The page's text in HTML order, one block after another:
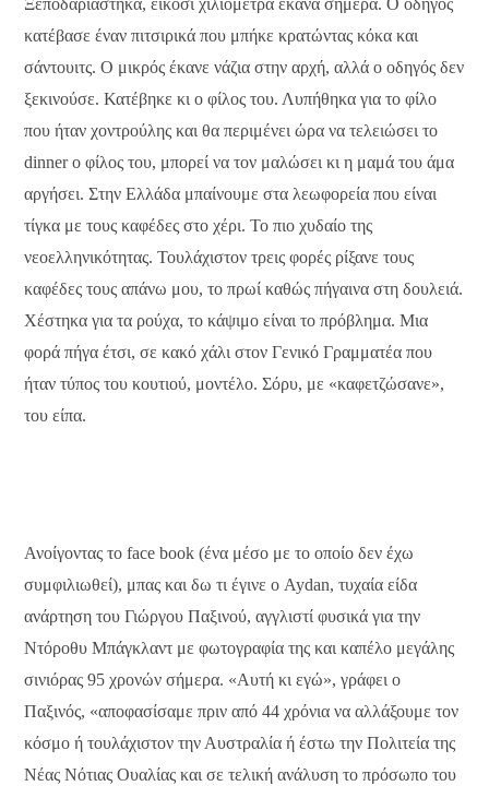
Ξεποδαριάστηκα, είκοσι χιλιόμετρα έκανα σήμερα. Ο οδηγός
κατέβασε έναν πιτσιρικά που μπήκε κρατώντας κόκα και
σάντουιτς. Ο μικρός έκανε νάζια στην αρχή, αλλά ο οδηγός δεν
ξεκινούσε. Κατέβηκε κι ο φίλος του. Λυπήθηκα για το φίλο
που ήταν χοντρούλης και θα περιμένει ώρα να τελειώσει το
dinner o φίλος του, μπορεί να τον μαλώσει κι η μαμά του άμα
αργήσει. Στην Ελλάδα μπαίνουμε στα λεωφορεία που είναι
τίγκα με τους καφέδες στο χέρι. Το πιο χυδαίο της
νεοελληνικότητας. Τουλάχιστον τρεις φορές ρίξανε τους
καφέδες τους απάνω μου, το πρωί καθώς πήγαινα στη δουλειά.
Χέστηκα για τα ρούχα, το κάψιμο είναι το πρόβλημα. Μια
φορά πήγα έτσι, σε κακό χάλι στον Γενικό Γραμματέα που
ήταν τύπος του κουτιού, μοντέλο. Σόρυ, με «καφετζώσανε»,
του είπα.
Ανοίγοντας το face book (ένα μέσο με το οποίο δεν έχω
συμφιλιωθεί), μπας και δω τι έγινε ο Aydan, τυχαία είδα
ανάρτηση του Γιώργου Παξινού, αγγλιστί φυσικά για την
Ντόροθυ Μπάγκλαντ με φωτογραφία της και καπέλο μεγάλης
σινιόρας 95 χρονών σήμερα. «Αυτή κι εγώ», γράφει ο
Παξινός, «αποφασίσαμε πριν από 44 χρόνια να αλλάξουμε τον
κόσμο ή τουλάχιστον την Αυστραλία ή έστω την Πολιτεία της
Νέας Νότιας Ουαλίας και σε τελική ανάλυση το πρόσωπο του